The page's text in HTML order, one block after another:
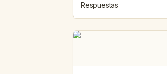
Respuestas